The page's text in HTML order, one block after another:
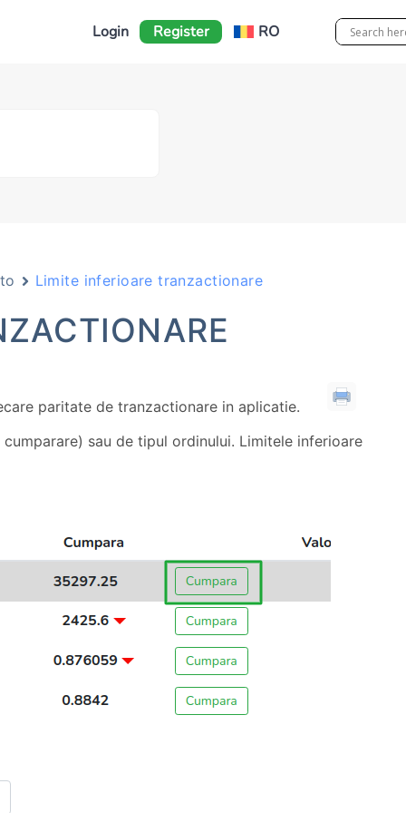
Login Register RO
Limite inferioare tranzactionare
paritate de tranzactionare in aplicatie.
sau de tipul ordinului. Limitele inferioare